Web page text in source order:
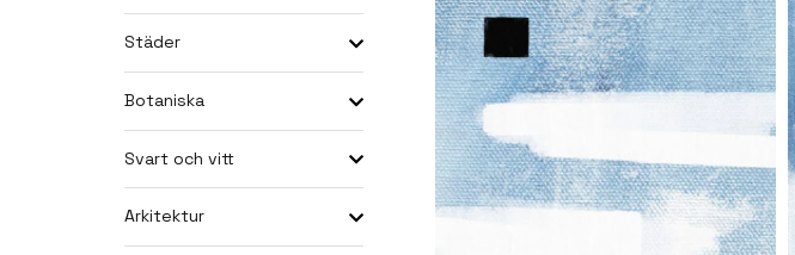
Städer
Botaniska
Svart och vitt
Arkitektur